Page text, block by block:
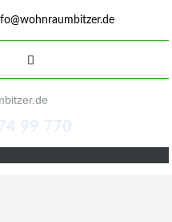
99 770